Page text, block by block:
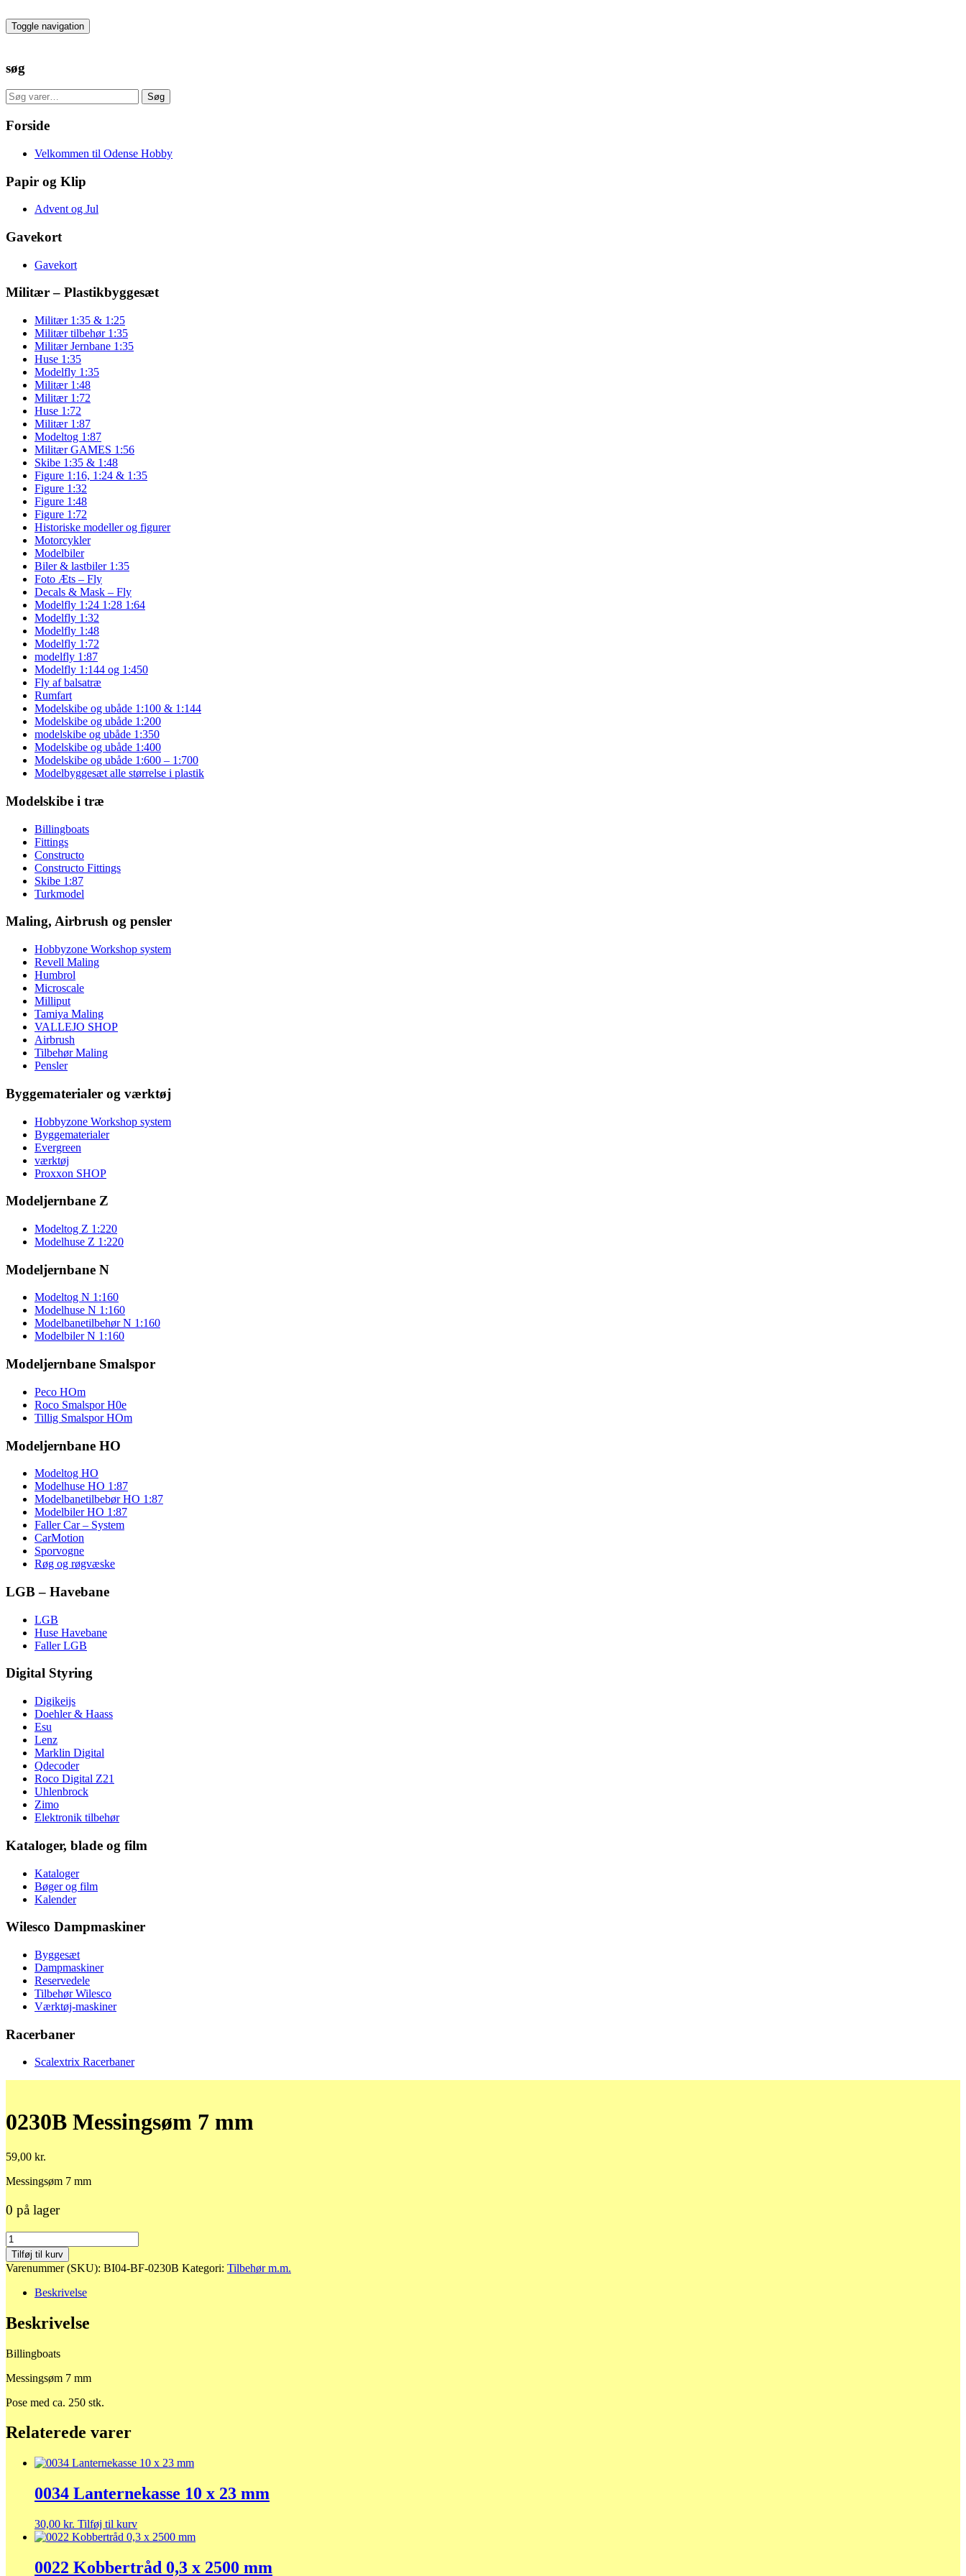
to
the
Toggle navigation
søg
Søg
efter:
Søg
Forside
Velkommen til Odense Hobby
Papir og Klip
Advent og Jul
Gavekort
Gavekort
Militær – Plastikbyggesæt
Militær 1:35 & 1:25
Militær tilbehør 1:35
Militær Jernbane 1:35
Huse 1:35
Modelfly 1:35
Militær 1:48
Militær 1:72
Huse 1:72
Militær 1:87
Modeltog 1:87
Militær GAMES 1:56
Skibe 1:35 & 1:48
Figure 1:16, 1:24 & 1:35
Figure 1:32
Figure 1:48
Figure 1:72
Historiske modeller og figurer
Motorcykler
Modelbiler
Biler & lastbiler 1:35
Foto Æts – Fly
Decals & Mask – Fly
Modelfly 1:24 1:28 1:64
Modelfly 1:32
Modelfly 1:48
Modelfly 1:72
modelfly 1:87
Modelfly 1:144 og 1:450
Fly af balsatræ
Rumfart
Modelskibe og ubåde 1:100 & 1:144
Modelskibe og ubåde 1:200
modelskibe og ubåde 1:350
Modelskibe og ubåde 1:400
Modelskibe og ubåde 1:600 – 1:700
Modelbyggesæt alle størrelse i plastik
Modelskibe i træ
Billingboats
Fittings
Constructo
Constructo Fittings
Skibe 1:87
Turkmodel
Maling, Airbrush og pensler
Hobbyzone Workshop system
Revell Maling
Humbrol
Microscale
Milliput
Tamiya Maling
VALLEJO SHOP
Airbrush
Tilbehør Maling
Pensler
Byggematerialer og værktøj
Hobbyzone Workshop system
Byggematerialer
Evergreen
værktøj
Proxxon SHOP
Modeljernbane Z
Modeltog Z 1:220
Modelhuse Z 1:220
Modeljernbane N
Modeltog N 1:160
Modelhuse N 1:160
Modelbanetilbehør N 1:160
Modelbiler N 1:160
Modeljernbane Smalspor
Peco HOm
Roco Smalspor H0e
Tillig Smalspor HOm
Modeljernbane HO
Modeltog HO
Modelhuse HO 1:87
Modelbanetilbebør HO 1:87
Modelbiler HO 1:87
Faller Car – System
CarMotion
Sporvogne
Røg og røgvæske
LGB – Havebane
LGB
Huse Havebane
Faller LGB
Digital Styring
Digikeijs
Doehler & Haass
Esu
Lenz
Marklin Digital
Qdecoder
Roco Digital Z21
Uhlenbrock
Zimo
Elektronik tilbehør
Kataloger, blade og film
Kataloger
Bøger og film
Kalender
Wilesco Dampmaskiner
Byggesæt
Dampmaskiner
Reservedele
Tilbehør Wilesco
Værktøj-maskiner
Racerbaner
Scalextrix Racerbaner
0230B Messingsøm 7 mm
59,00 kr.
Messingsøm 7 mm
0 på lager
0230B
Messingsøm
7
mm
antal
Tilføj til kurv
Varenummer (SKU): BI04-BF-0230B Kategori: Tilbehør m.m.
Beskrivelse
Beskrivelse
Billingboats
Messingsøm 7 mm
Pose med ca. 250 stk.
Relaterede varer
0034 Lanternekasse 10 x 23 mm
30,00 kr. Tilføj til kurv
0022 Kobbertråd 0,3 x 2500 mm